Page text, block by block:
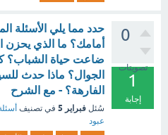
0
تصويتات
1
إجابة
حدد مما يلي الأسئلة
أمامك؟ ما الذي
ضاعت حياة الشباب؟
الجوال؟ ماذا حدث
الفارهة؟ - مع الشرح
سُئل فبراير 5 في تصنيف
عبود